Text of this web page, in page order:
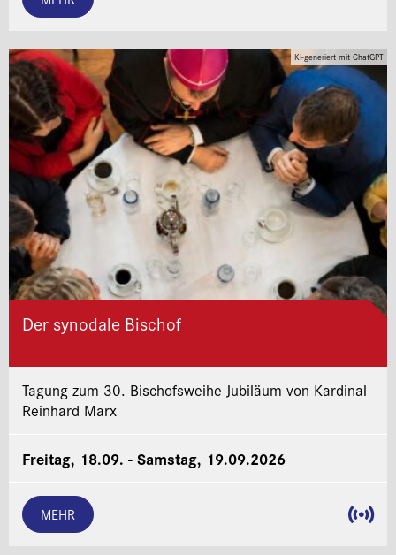
KI-generiert mit ChatGPT
Der synodale Bischof
Tagung zum 30. Bischofsweihe-Jubiläum von Kardinal
Reinhard Marx
Freitag, 18.09. - Samstag, 19.09.2026
MEHR